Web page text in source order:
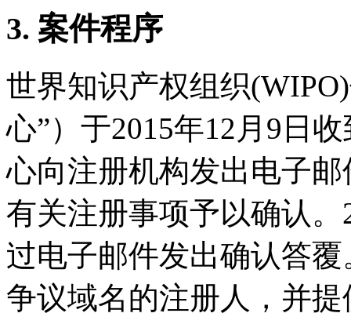
3. 案件程序
世界知识产权组织
心”）于2015年12月9日
心向注册机构发出电子
有关注册事项予以确认
过电子邮件发出确认答
争议域名的注册人，并